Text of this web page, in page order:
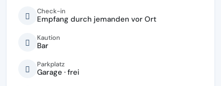
Check-in
Empfang durch jemanden vor Ort
Kaution
Bar
Parkplatz
Garage · frei